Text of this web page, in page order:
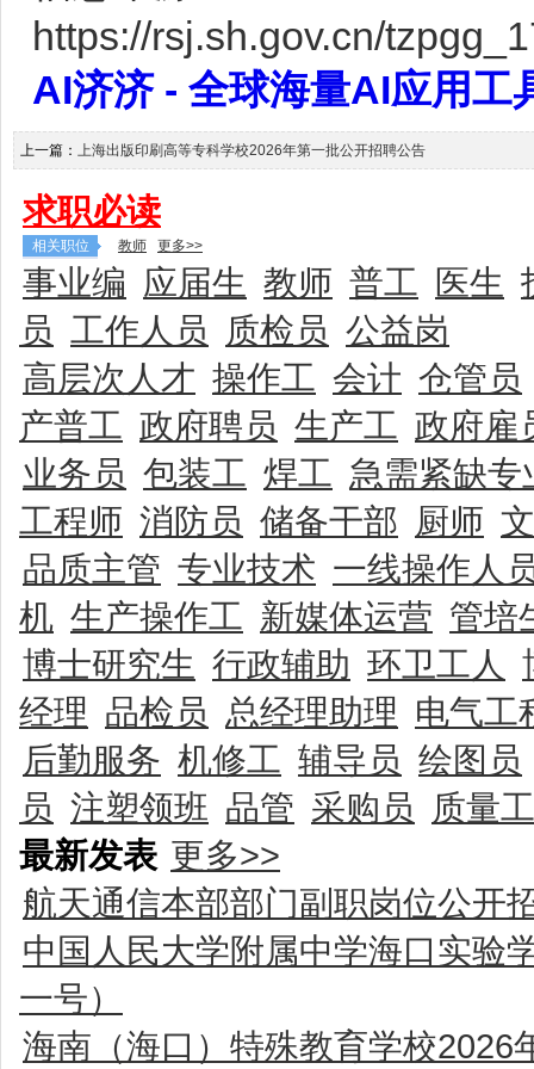
https://rsj.sh.gov.cn/
AI济济 - 全球海量AI应用
上一篇： 上海出版印刷高等专科学校2026年第一批公开招聘公告
求职必读
相关职位 教师 更多>>
事业编 应届生 教师 普工 医生
员 工作人员 质检员 公益岗
高层次人才 操作工 会计 仓管员
产普工 政府聘员 生产工 政府雇
业务员 包装工 焊工 急需紧缺专
工程师 消防员 储备干部 厨师
品质主管 专业技术 一线操作人
机 生产操作工 新媒体运营 管培
博士研究生 行政辅助 环卫工人
经理 品检员 总经理助理 电气工
后勤服务 机修工 辅导员 绘图员
员 注塑领班 品管 采购员
质量
最新发表 更多>>
航天通信本部部门副职岗位公开
中国人民大学附属中学海口实验
一号）
海南（海口）特殊教育学校2026